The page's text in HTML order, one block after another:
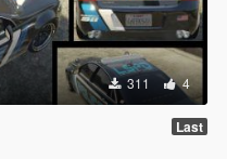
311 4
Last